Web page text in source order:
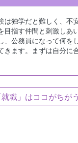
は独学だと難しく、不
目指す仲間と刺激しあ
、公務員になって何を
きます。まずは自分に
職」はココがちが